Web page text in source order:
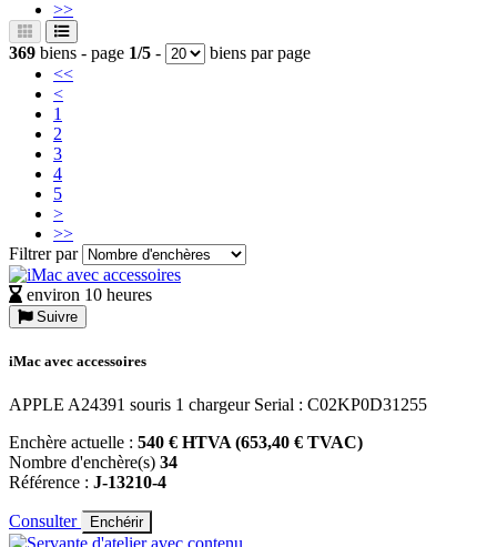
>>
369 biens - page 1/5 -
biens par page
<<
<
1
2
3
4
5
>
>>
Filtrer par
environ 10 heures
Suivre
iMac avec accessoires
APPLE A24391 souris 1 chargeur Serial : C02KP0D31255
Enchère actuelle : 540 € HTVA (653,40 € TVAC)
Nombre d'enchère(s) 34
Référence : J-13210-4
Consulter Enchérir